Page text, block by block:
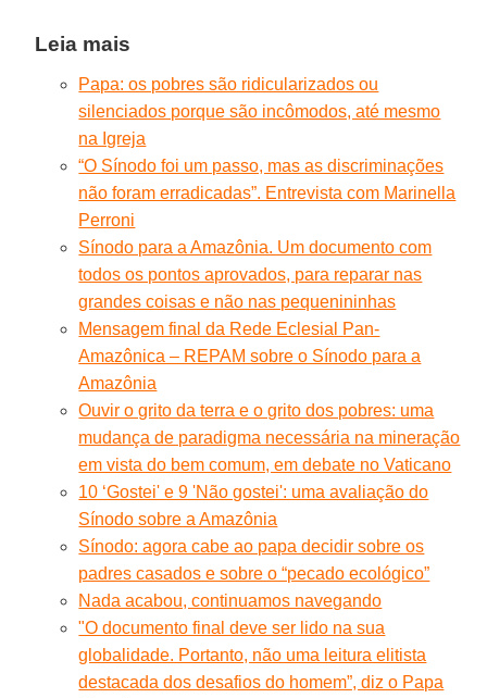
Leia mais
Papa: os pobres são ridicularizados ou
silenciados porque são incômodos, até mesmo
na Igreja
“O Sínodo foi um passo, mas as discriminações
não foram erradicadas”. Entrevista com Marinella
Perroni
Sínodo para a Amazônia. Um documento com
todos os pontos aprovados, para reparar nas
grandes coisas e não nas pequenininhas
Mensagem final da Rede Eclesial Pan-
Amazônica – REPAM sobre o Sínodo para a
Amazônia
Ouvir o grito da terra e o grito dos pobres: uma
mudança de paradigma necessária na mineração
em vista do bem comum, em debate no Vaticano
10 ‘Gostei' e 9 'Não gostei': uma avaliação do
Sínodo sobre a Amazônia
Sínodo: agora cabe ao papa decidir sobre os
padres casados e sobre o “pecado ecológico”
Nada acabou, continuamos navegando
"O documento final deve ser lido na sua
globalidade. Portanto, não uma leitura elitista
destacada dos desafios do homem”, diz o Papa